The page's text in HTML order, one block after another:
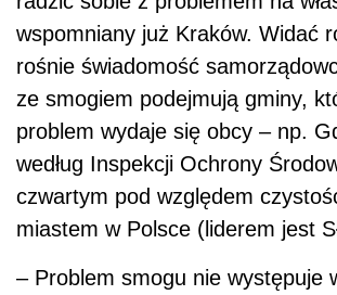
wspomniany już Kraków. Widać
rośnie świadomość
ze smogiem podejmują gminy,
problem wydaje się obcy – np.
według Inspekcji Ochrony
czwartym pod względem
miastem w Polsce (liderem jest
– Problem smogu nie występuje